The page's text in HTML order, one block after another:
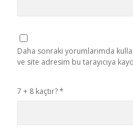
Daha sonraki yorumlarımda
ve site adresim bu tarayıcıya
7 + 8 kaçtır?*